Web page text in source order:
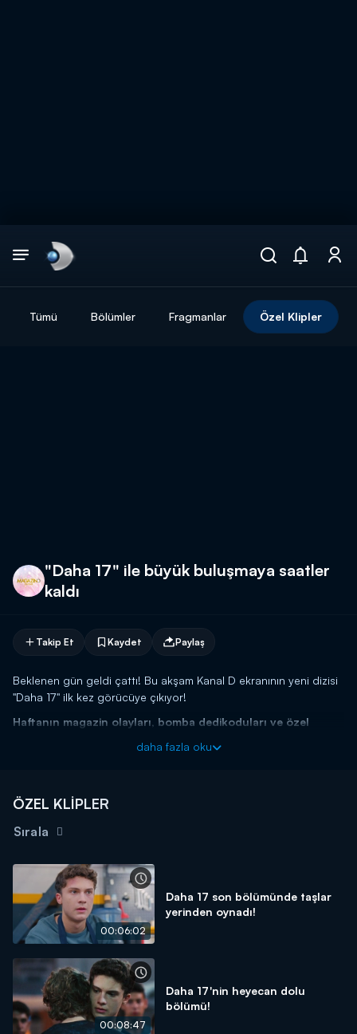
Tümü Bölümler Fragmanlar Özel Klipler
"Daha 17" ile büyük buluşmaya saatler
kaldı
Takip Et Kaydet Paylaş
Beklenen gün geldi çattı! Bu akşam Kanal D ekranının yeni dizisi
"Daha 17" ilk kez görücüye çıkıyor!
Haftanın magazin olayları, bomba dedikoduları ve özel
daha fazla oku
ÖZEL KLİPLER
Sırala
00:06:02
Daha 17 son bölümünde taşlar
yerinden oynadı!
00:08:47
Daha 17'nin heyecan dolu
bölümü!